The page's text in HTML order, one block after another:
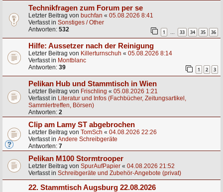
Technikfragen zum Forum per se
Letzter Beitrag von buchfan « 05.08.2026 8:41
Verfasst in Sonstiges / Other
Antworten: 532 1 33 34 35 36
Hilfe: Aussetzer nach der Reinigung
Letzter Beitrag von Killerturnschuh « 05.08.2026 8:14
Verfasst in Montblanc
Antworten: 39 1 2 3
Pelikan Hub und Stammtisch in Wien
Letzter Beitrag von Frischling « 05.08.2026 1:21
Verfasst in Literatur und Infos (Fachbücher, Zeitungsartikel,
Sammlertreffen, Börsen)
Antworten: 2
Clip am Lamy ST abgebrochen
Letzter Beitrag von TomSch « 04.08.2026 22:26
Verfasst in Andere Schreibgeräte
Antworten: 7
Pelikan M100 Stormtrooper
Letzter Beitrag von SpurAufPapier « 04.08.2026 21:52
Verfasst in Schreibgeräte und Zubehör-Angebote (privat)
22. Stammtisch Augsburg 22.08.2026